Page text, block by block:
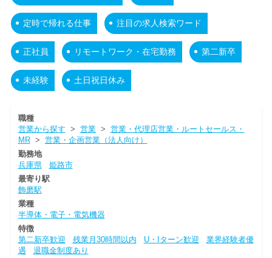
定時で帰れる仕事 注目の求人検索ワード
正社員 リモートワーク・在宅勤務 第二新卒
未経験 土日祝日休み
職種
営業から探す > 営業> 営業・代理店営業・ルートセールス・
MR> 営業・企画営業（法人向け）
勤務地
兵庫県
姫路市
最寄り駅
飾磨駅
業種
半導体・電子・電気機器
特徴
第二新卒歓迎
残業月30時間以内 U・Iターン歓迎
業界経験者優
遇
退職金制度あり